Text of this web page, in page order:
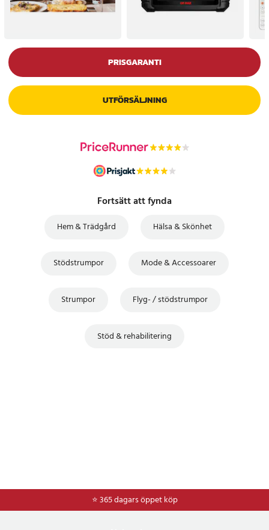
PRISGARANTI
UTFÖRSÄLJNING
Fortsätt att fynda
Hem & Trädgård Hälsa & Skönhet
Stödstrumpor Mode & Accessoarer
Strumpor Flyg- / stödstrumpor
Stöd & rehabilitering
⭐ 365 dagars öppet köp
⭐Frakt 49kr *